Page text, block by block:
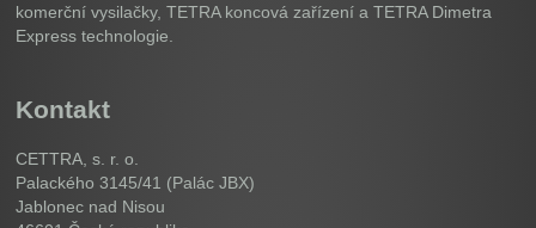
komerční vysilačky, TETRA koncová zařízení a TETRA Dimetra
Express technologie.
Kontakt
CETTRA, s. r. o.
Palackého 3145/41 (Palác JBX)
Jablonec nad Nisou